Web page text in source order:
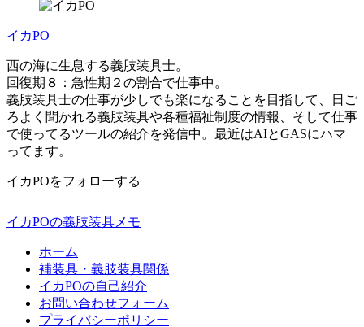
イカPO
西の海に生息する義肢装具士。
回復期８：急性期２の割合で仕事中。
義肢装具士の仕事が少しでも楽になることを目指して、日ご
ろよく聞かれる義肢装具や各種福祉制度の情報、そして仕事
で使ってるツールの紹介を発信中。最近はAIとGASにハマ
ってます。
イカPOをフォローする
イカPOの義肢装具メモ
ホーム
補装具・義肢装具関係
イカPOの自己紹介
お問い合わせフォーム
プライバシーポリシー